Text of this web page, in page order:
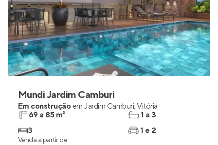
Mundi Jardim Camburi
Em construção em Jardim Camburi,Vitória
69 a 85 m²
3
1 a 3
1 e 2
Venda a partir de